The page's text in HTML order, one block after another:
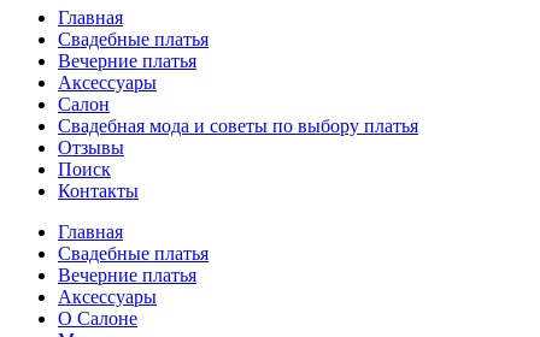
Главная
Свадебные платья
Вечерние платья
Аксессуары
Салон
Свадебная мода и советы по выбору платья
Отзывы
Поиск
Контакты
Главная
Свадебные платья
Вечерние платья
Аксессуары
О Салоне